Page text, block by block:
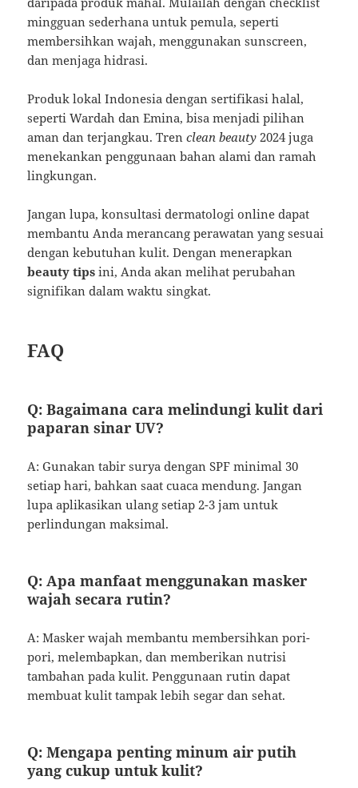
mingguan sederhana untuk pemula, seperti
membersihkan wajah, menggunakan sunscreen,
dan menjaga hidrasi.
Produk lokal Indonesia dengan sertifikasi halal,
seperti Wardah dan Emina, bisa menjadi pilihan
aman dan terjangkau. Trenclean beauty 2024 juga
menekankan penggunaan bahan alami dan ramah
lingkungan.
Jangan lupa, konsultasi dermatologi online dapat
membantu Anda merancang perawatan yang sesuai
dengan kebutuhan kulit. Dengan menerapkan
beauty tips ini, Anda akan melihat perubahan
signifikan dalam waktu singkat.
FAQ
Q: Bagaimana cara melindungi kulit dari
paparan sinar UV?
A: Gunakan tabir surya dengan SPF minimal 30
setiap hari, bahkan saat cuaca mendung. Jangan
lupa aplikasikan ulang setiap 2-3 jam untuk
perlindungan maksimal.
Q: Apa manfaat menggunakan masker
wajah secara rutin?
A: Masker wajah membantu membersihkan pori-
pori, melembapkan, dan memberikan nutrisi
tambahan pada kulit. Penggunaan rutin dapat
membuat kulit tampak lebih segar dan sehat.
Q: Mengapa penting minum air putih
yang cukup untuk kulit?